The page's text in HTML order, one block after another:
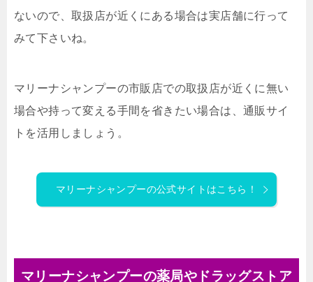
ないので、取扱店が近くにある場合は実店舗に行って
みて下さいね。
マリーナシャンプーの市販店での取扱店が近くに無い
場合や持って変える手間を省きたい場合は、通販サイ
トを活用しましょう。
マリーナシャンプーの公式サイトはこちら！
マリーナシャンプーの薬局やドラッグストア